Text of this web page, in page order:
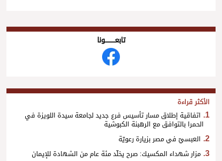
تابعــــــــــونا
الأكثر قراءة
اتفاقية إطلاق مسار تأسيس فرع جديد لجامعة سيدة اللويزة في
الحمرا بالتوافق مع الرهبنة الكبوشية
العبسيّ في مصر بزيارة رعويّة
مزار شهداء المكسيك: صرح يخلّد مئة عام من الشهادة للإيمان